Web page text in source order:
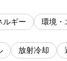
ルギー 環境・
放射冷却